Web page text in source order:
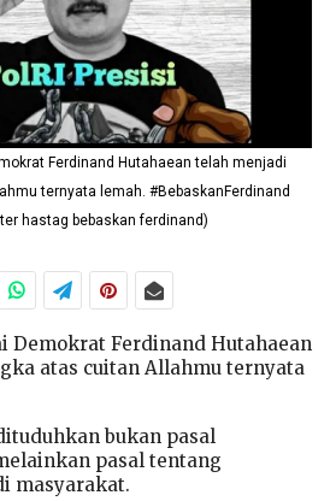
Ferdinand Hutahaean telah menjadi
ternyata lemah. #BebaskanFerdinand
hastag bebaskan ferdinand)
Demokrat Ferdinand Hutahaean
atas cuitan Allahmu ternyata
bukan pasal
pasal tentang
masyarakat.